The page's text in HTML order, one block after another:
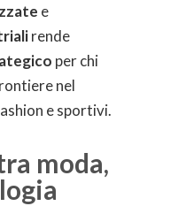
e
rende
per chi
nel
e sportivi.
moda,